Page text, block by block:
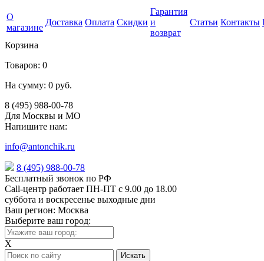
О
магазине
Доставка Оплата Скидки
Гарантия
и
возврат
Статьи Контакты
Корзина
Товаров: 0
На сумму: 0 руб.
8 (495) 988-00-78
Для Москвы и МО
Напишите нам:
info@antonchik.ru
8 (495) 988-00-78
Бесплатный звонок по РФ
Call-центр работает ПН-ПТ с 9.00 до 18.00
суббота и воскресенье выходные дни
Ваш регион: Москва
Выберите ваш город:
X